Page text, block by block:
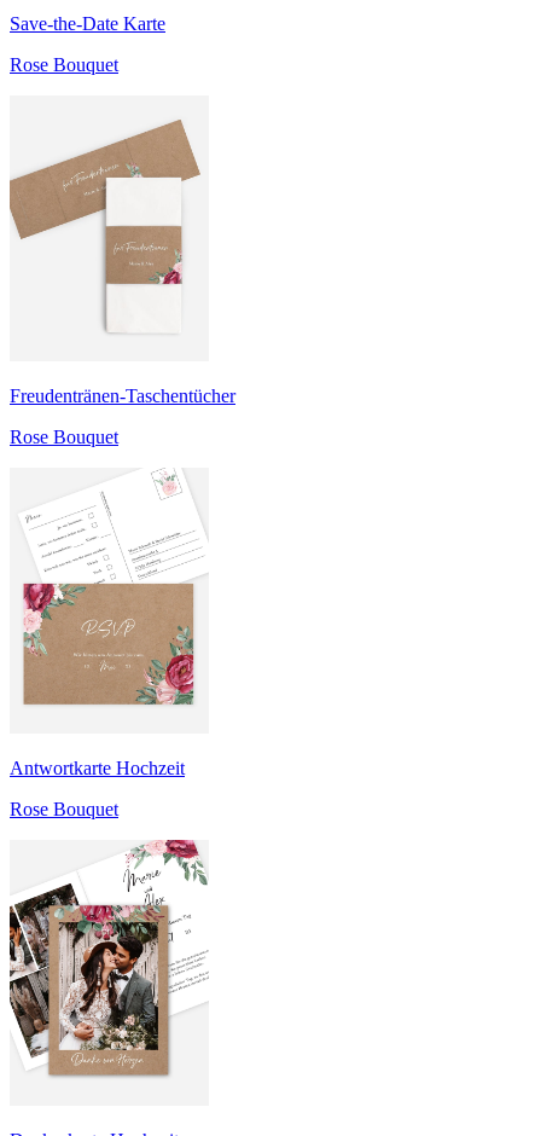
Save-the-Date Karte
Rose Bouquet
Freudentränen-Taschentücher
Rose Bouquet
Antwortkarte Hochzeit
Rose Bouquet